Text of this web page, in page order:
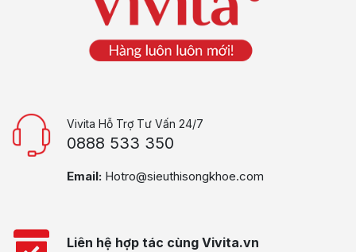
Vivita Hỗ Trợ Tư Vấn 24/7
0888 533 350
Email: Hotro@sieuthisongkhoe.com
Liên hệ hợp tác cùng Vivita.vn